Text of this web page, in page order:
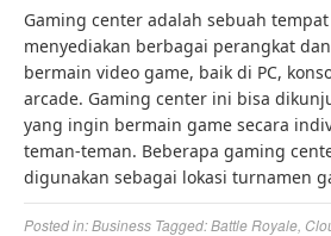
Gaming center adalah sebuah
menyediakan berbagai perangkat
bermain video game, baik di PC,
arcade. Gaming center ini bisa
yang ingin bermain game secara
teman-teman. Beberapa gaming
digunakan sebagai lokasi turnamen
Posted in:Business Tagged:Battle Royale